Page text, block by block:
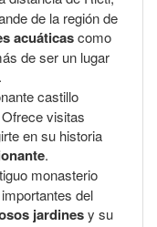
de la región de
acuáticascomo
de ser un lugar
.
castillo
visitas
en su historia
.
monasterio
del
jardinesy su